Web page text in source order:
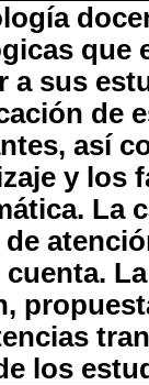
que
a sus
de
así
y los
La
de
cuenta.
los